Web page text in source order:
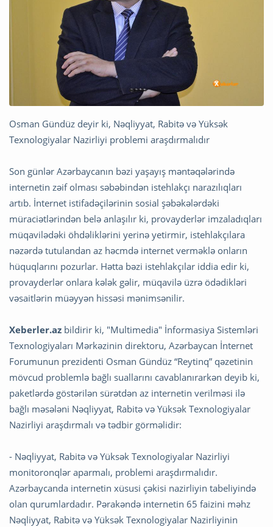
Osman Gündüz deyir ki, Nəqliyyat, Rabitə və Yüksək
Texnologiyalar Nazirliyi problemi araşdırmalıdır
Son günlər Azərbaycanın bəzi yaşayış məntəqələrində
internetin zəif olması səbəbindən istehlakçı narazılıqları
artıb. İnternet istifadəçilərinin sosial şəbəkələrdəki
müraciətlərindən belə anlaşılır ki, provayderlər imzaladıqları
müqavilədəki öhdəliklərini yerinə yetirmir, istehlakçılara
nəzərdə tutulandan az həcmdə internet verməklə onların
hüquqlarını pozurlar. Hətta bəzi istehlakçılar iddia edir ki,
provayderlər onlara kələk gəlir, müqavilə üzrə ödədikləri
vəsaitlərin müəyyən hissəsi mənimsənilir.
Xeberler.az bildirir ki, "Multimedia" İnformasiya Sistemləri
Texnologiyaları Mərkəzinin direktoru, Azərbaycan İnternet
Forumunun prezidenti Osman Gündüz “Reytinq” qəzetinin
mövcud problemlə bağlı suallarını cavablanırarkən deyib ki,
paketlərdə göstərilən sürətdən az internetin verilməsi ilə
bağlı məsələni Nəqliyyat, Rabitə və Yüksək Texnologiyalar
Nazirliyi araşdırmalı və tədbir görməlidir:
- Nəqliyyat, Rabitə və Yüksək Texnologiyalar Nazirliyi
monitoronqlər aparmalı, problemi araşdırmalıdır.
Azərbaycanda internetin xüsusi çəkisi nazirliyin tabeliyində
olan qurumlardadır. Pərakəndə internetin 65 faizini məhz
Nəqliyyat, Rabitə və Yüksək Texnologiyalar Nazirliyinin